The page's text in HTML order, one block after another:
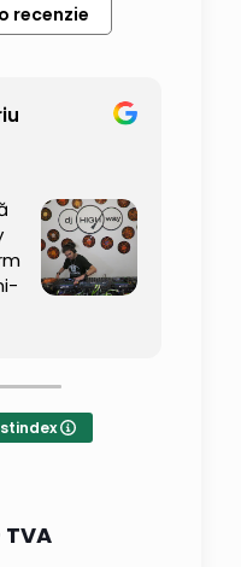
recenzie
descoperit
cursuri
mediu
să intre
TVA